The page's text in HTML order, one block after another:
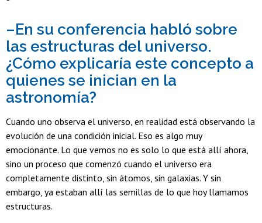
–En su conferencia habló sobre
las estructuras del universo.
¿Cómo explicaría este concepto a
quienes se inician en la
astronomía?
Cuando uno observa el universo, en realidad está observando la
evolución de una condición inicial. Eso es algo muy
emocionante. Lo que vemos no es solo lo que está allí ahora,
sino un proceso que comenzó cuando el universo era
completamente distinto, sin átomos, sin galaxias. Y sin
embargo, ya estaban allí las semillas de lo que hoy llamamos
estructuras.